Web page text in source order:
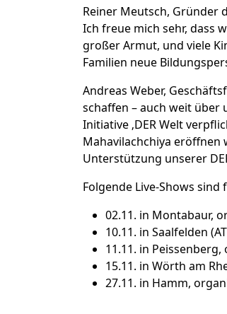
Reiner Meutsch, Gründer
Ich freue mich sehr, dass
großer Armut, und viele
Familien neue
Andreas Weber,
schaffen – auch weit über
Initiative ‚DER Welt
Mahavilachchiya eröffnen
Unterstützung unserer
Folgende Live-Shows sind
02.11. in Montabaur,
10.11. in Saalfelden
11.11. in Peissenberg,
15.11. in Wörth am
27.11. in Hamm,